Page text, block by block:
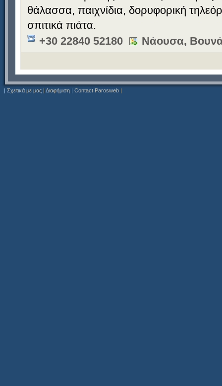
θάλασσα, παιχνίδια, δορυφορική
σπιτικά πιάτα.
+30 22840 52180
Νάουσα,
| Σχετικά με μας | Διαφήμιση | Contact Parosweb |